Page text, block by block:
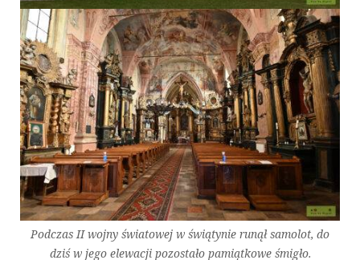
Podczas II wojny światowej w świątynie runął samolot, do
dziś w jego elewacji pozostało pamiątkowe śmigło.